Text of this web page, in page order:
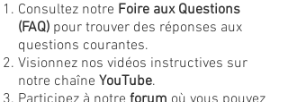
Consultez notre Foire aux Questions
(FAQ) pour trouver des réponses aux
questions courantes.
Visionnez nos vidéos instructives sur
notre chaîne YouTube.